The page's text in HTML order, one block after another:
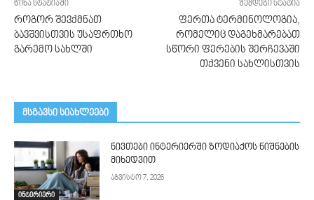
წინა სტატიაში
როგორ შევქმნათ
ბავშვისთვის უსაფრთხო
გარემო სახლში
შემდეგი სტატია
ფერთა ტერმინოლოგია,
რომელიც დაგეხმარებათ
სწორი ფერების შერჩევაში
თქვენი სახლისთვის
მსგავსი სიახლეები
ინტერიერი
ნივთები ინტერიერში ზოდიაქოს ნიშნების
მიხედვით
აგვისტო 7, 2026